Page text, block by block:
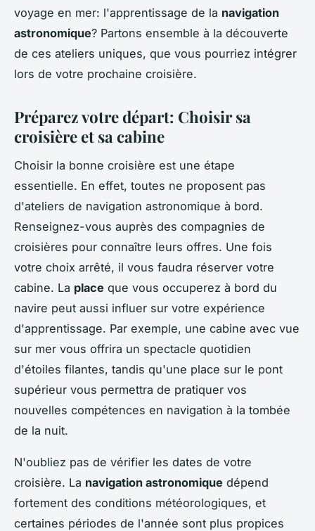
voyage en mer: l'apprentissage de la navigation
astronomique? Partons ensemble à la découverte
de ces ateliers uniques, que vous pourriez intégrer
lors de votre prochaine croisière.
Préparez votre départ: Choisir sa
croisière et sa cabine
Choisir la bonne croisière est une étape
essentielle. En effet, toutes ne proposent pas
d'ateliers de navigation astronomique à bord.
Renseignez-vous auprès des compagnies de
croisières pour connaître leurs offres. Une fois
votre choix arrêté, il vous faudra réserver votre
cabine. La place que vous occuperez à bord du
navire peut aussi influer sur votre expérience
d'apprentissage. Par exemple, une cabine avec vue
sur mer vous offrira un spectacle quotidien
d'étoiles filantes, tandis qu'une place sur le pont
supérieur vous permettra de pratiquer vos
nouvelles compétences en navigation à la tombée
de la nuit.
N'oubliez pas de vérifier les dates de votre
croisière. La navigation astronomique dépend
fortement des conditions météorologiques, et
certaines périodes de l'année sont plus propices